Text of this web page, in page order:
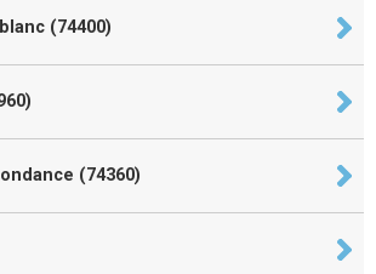
(74400)
(74360)